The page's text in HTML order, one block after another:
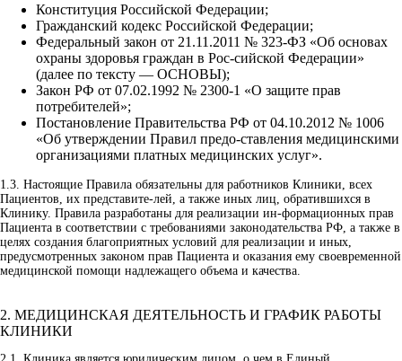
Конституция Российской Федерации;
Гражданский кодекс Российской Федерации;
Федеральный закон от 21.11.2011 № 323-ФЗ «Об основах
охраны здоровья граждан в Рос-сийской Федерации»
(далее по тексту — ОСНОВЫ);
Закон РФ от 07.02.1992 № 2300-1 «О защите прав
потребителей»;
Постановление Правительства РФ от 04.10.2012 № 1006
«Об утверждении Правил предо-ставления медицинскими
организациями платных медицинских услуг».
1.3. Настоящие Правила обязательны для работников Клиники, всех
Пациентов, их представите-лей, а также иных лиц, обратившихся в
Клинику. Правила разработаны для реализации ин-формационных прав
Пациента в соответствии с требованиями законодательства РФ, а также в
целях создания благоприятных условий для реализации и иных,
предусмотренных законом прав Пациента и оказания ему своевременной
медицинской помощи надлежащего объема и качества.
2. МЕДИЦИНСКАЯ ДЕЯТЕЛЬНОСТЬ И ГРАФИК РАБОТЫ
КЛИНИКИ